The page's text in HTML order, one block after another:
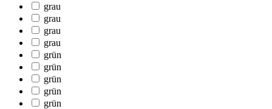
grau
grau
grau
grau
grün
grün
grün
grün
grün